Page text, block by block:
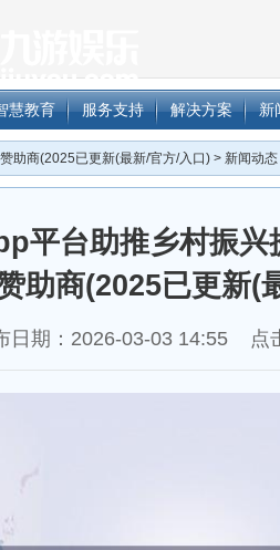
体育游戏
商(2025已
慧教育 服务支持 解决方案 新
助商(2025已更新(最新/官方/入口) > 新闻动态
平台助推乡村振兴
助商(2025已更新(
日期：2026-03-03 14:55 点